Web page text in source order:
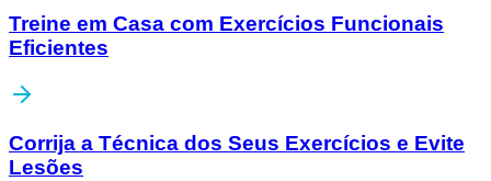
Treine em Casa com Exercícios Funcionais
Eficientes
Corrija a Técnica dos Seus Exercícios e Evite
Lesões